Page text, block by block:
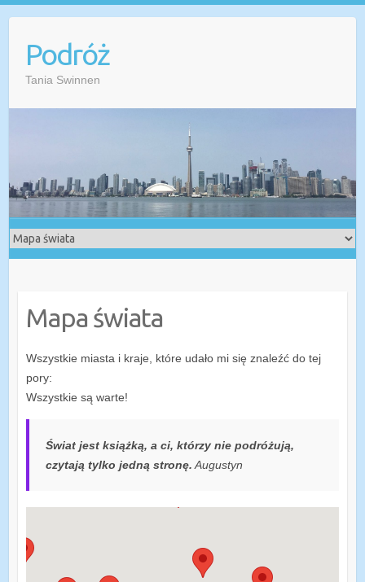
Podróż
Tania Swinnen
Mapa świata
Wszystkie miasta i kraje, które udało mi się znaleźć do tej
pory:
Wszystkie są warte!
Świat jest książką, a ci, którzy nie podróżują,
czytają tylko jedną stronę. Augustyn